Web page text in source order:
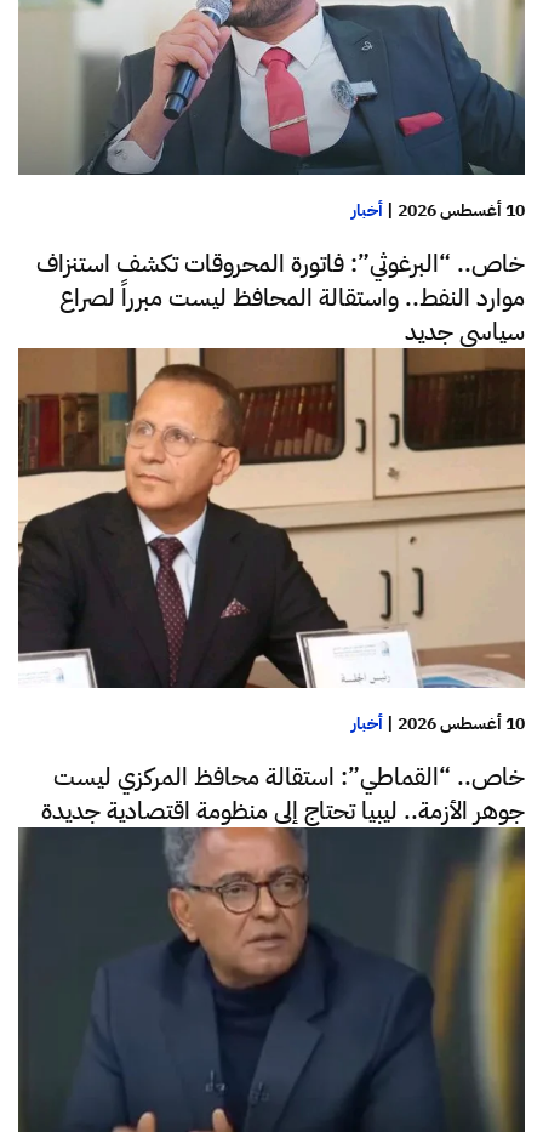
10 أغسطس 2026 | أخبار
خاص.. “البرغوثي”: فاتورة المحروقات تكشف استنزاف
موارد النفط.. واستقالة المحافظ ليست مبرراً لصراع
سياسي جديد
10 أغسطس 2026 | أخبار
خاص.. “القماطي”: استقالة محافظ المركزي ليست
جوهر الأزمة.. ليبيا تحتاج إلى منظومة اقتصادية جديدة